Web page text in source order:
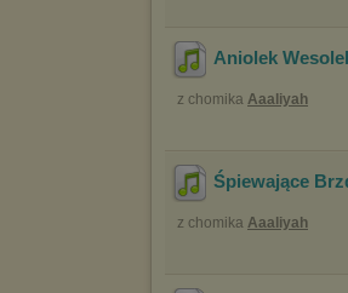
Aniolek
z chomika Aaaliyah
Śpiewające
z chomika Aaaliyah